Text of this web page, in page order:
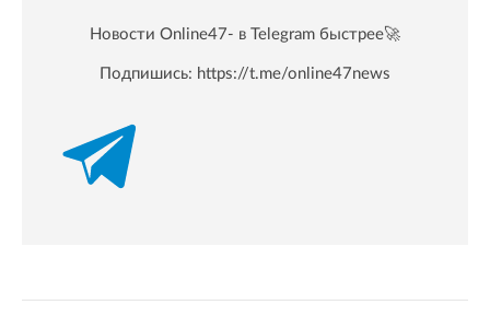
Новости Online47- в Telegram быстрее🚀
Подпишись: https://t.me/online47news